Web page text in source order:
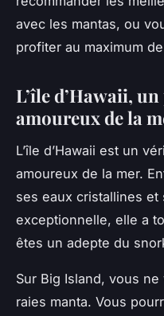
avec les mantas, ou
profiter au maximum
L’île d’Hawaii,
amoureux de la
L’île d’Hawaii est un
amoureux de la mer.
ses eaux cristallines et
exceptionnelle, elle a
êtes un adepte du
Sur Big Island, vous
raies manta. Vous